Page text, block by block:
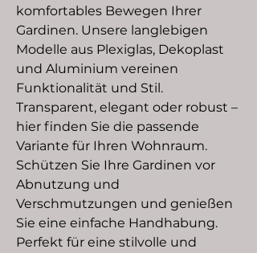
komfortables Bewegen Ihrer
Gardinen. Unsere langlebigen
Modelle aus Plexiglas, Dekoplast
und Aluminium vereinen
Funktionalität und Stil.
Transparent, elegant oder robust –
hier finden Sie die passende
Variante für Ihren Wohnraum.
Schützen Sie Ihre Gardinen vor
Abnutzung und
Verschmutzungen und genießen
Sie eine einfache Handhabung.
Perfekt für eine stilvolle und